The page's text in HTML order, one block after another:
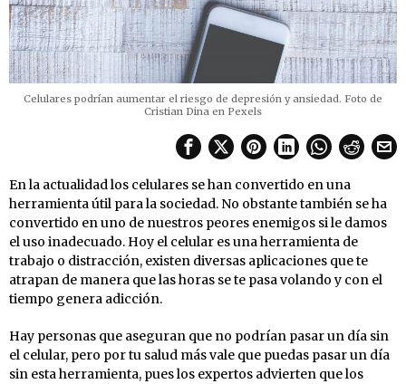
Celulares podrían aumentar el riesgo de depresión y ansiedad. Foto de
Cristian Dina en Pexels
En la actualidad los celulares se han convertido en una
herramienta útil para la sociedad. No obstante también se ha
convertido en uno de nuestros peores enemigos si le damos
el uso inadecuado. Hoy el celular es una herramienta de
trabajo o distracción, existen diversas aplicaciones que te
atrapan de manera que las horas se te pasa volando y con el
tiempo genera adicción.
Hay personas que aseguran que no podrían pasar un día sin
el celular, pero por tu salud más vale que puedas pasar un día
sin esta herramienta, pues los expertos advierten que los